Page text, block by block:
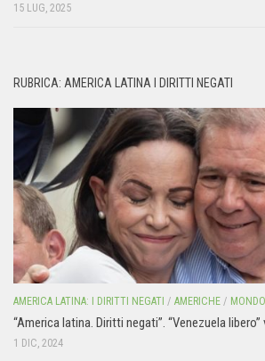
15 LUG, 2025
RUBRICA: AMERICA LATINA I DIRITTI NEGATI
AMERICA LATINA: I DIRITTI NEGATI / AMERICHE / MONDO
“America latina. Diritti negati”. “Venezuela
1 DIC, 2024